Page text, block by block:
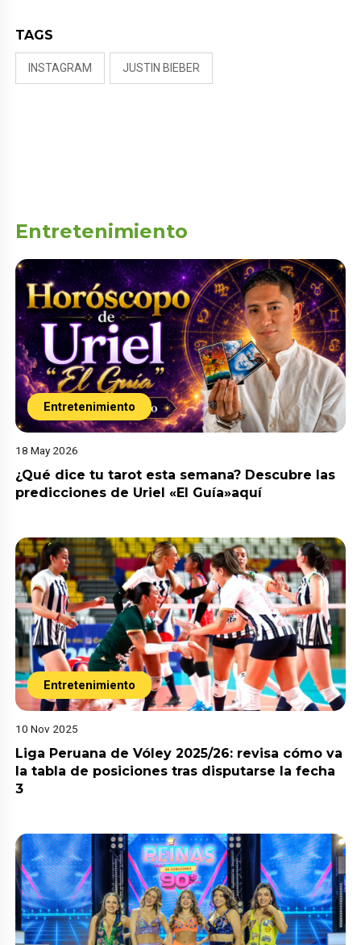
TAGS
INSTAGRAM JUSTIN BIEBER
Entretenimiento
Entretenimiento
18 May 2026
¿Qué dice tu tarot esta semana? Descubre las
predicciones de Uriel «El Guía»aquí
Entretenimiento
10 Nov 2025
Liga Peruana de Vóley 2025/26: revisa cómo va
la tabla de posiciones tras disputarse la fecha
3